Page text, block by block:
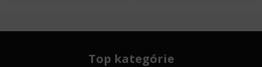
Top kategórie